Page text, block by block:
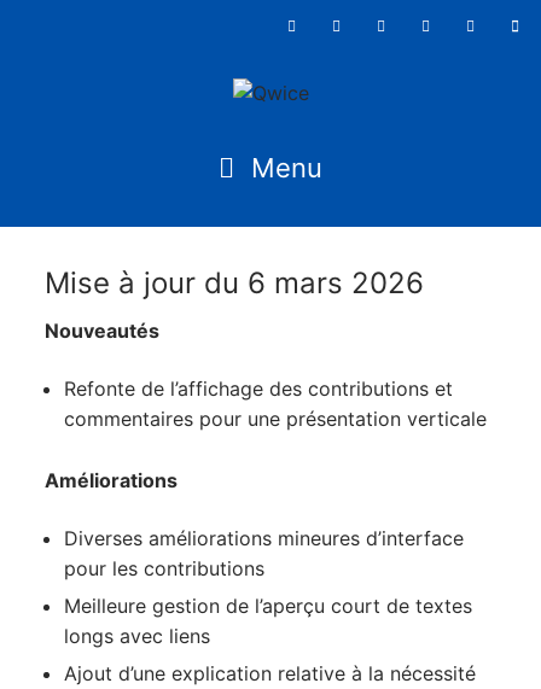
Mise à jour du 6 mars 2026
Nouveautés
Refonte de l’affichage des contributions et
commentaires pour une présentation verticale
Améliorations
Diverses améliorations mineures d’interface
pour les contributions
Meilleure gestion de l’aperçu court de textes
longs avec liens
Ajout d’une explication relative à la nécessité